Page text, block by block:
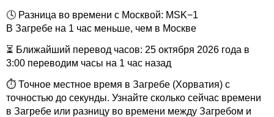
🕓 Разница во времени с Москвой: MSK−1
В Загребе на 1 час меньше, чем в Москве
⏳ Ближайший перевод часов: 25 октября 2026 года в
3:00 переводим часы на 1 час назад
⏱ Точное местное время в Загребе (Хорватия) с
точностью до секунды. Узнайте сколько сейчас времени
в Загребе или разницу во времени между Загребом и